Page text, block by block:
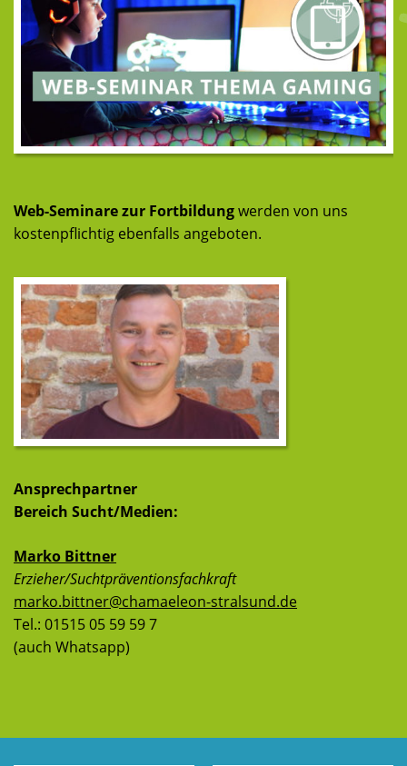
Web-Seminare zur Fortbildungwerden von uns
kostenpflichtig ebenfalls angeboten.
Ansprechpartner
Bereich Sucht/Medien:
Marko Bittner
Erzieher/Suchtpräventionsfachkraft
marko.bittner@chamaeleon-stralsund.de
Tel.: 01515 05 59 59 7
(auch Whatsapp)